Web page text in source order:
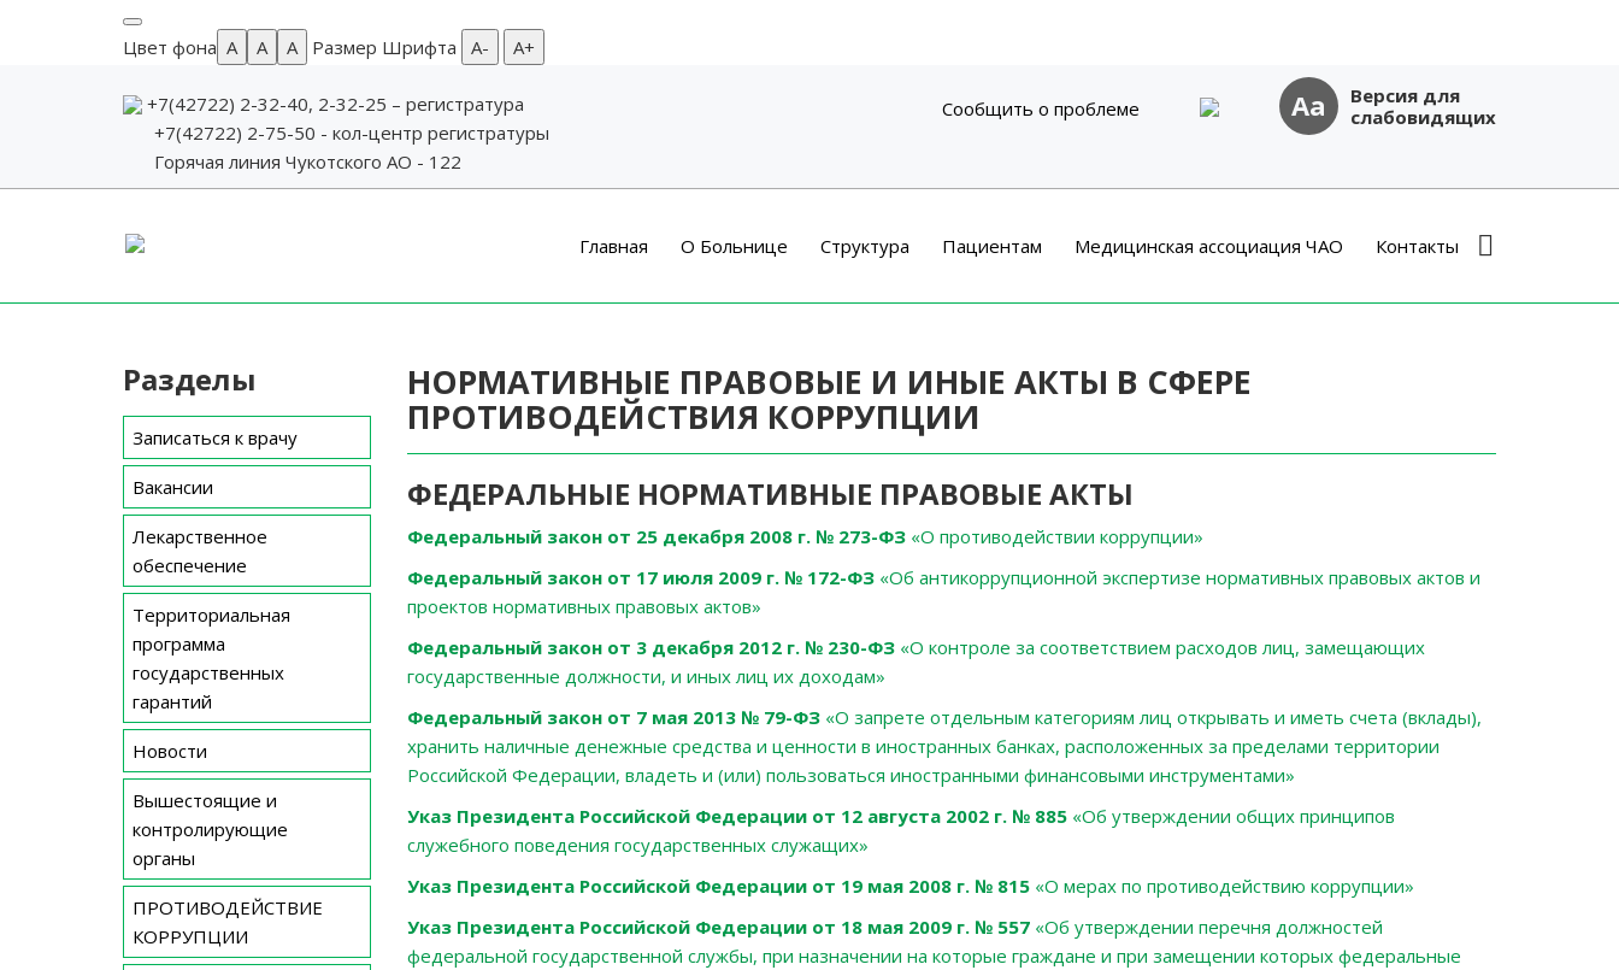
Цвет фона A A A Размер Шрифта А- А+
+7(42722) 2-32-40, 2-32-25 – регистратура
+7(42722) 2-75-50 - кол-центр регистратуры
Горячая линия Чукотского АО - 122
Сообщить о проблеме Aa
Версия для
слабовидящих
Главная О Больнице Структура Пациентам Медицинская ассоциация ЧАО Контакты
Разделы
Записаться к врачу
Вакансии
Лекарственное
обеспечение
Территориальная
программа
государственных
гарантий
Новости
Вышестоящие и
контролирующие
органы
ПРОТИВОДЕЙСТВИЕ
КОРРУПЦИИ
НОРМАТИВНЫЕ ПРАВОВЫЕ И ИНЫЕ АКТЫ В СФЕРЕ
ПРОТИВОДЕЙСТВИЯ КОРРУПЦИИ
ФЕДЕРАЛЬНЫЕ НОРМАТИВНЫЕ ПРАВОВЫЕ АКТЫ
Федеральный закон от 25 декабря 2008 г. № 273-ФЗ «О противодействии коррупции»
Федеральный закон от 17 июля 2009 г. № 172-ФЗ «Об антикоррупционной экспертизе нормативных правовых актов и
проектов нормативных правовых актов»
Федеральный закон от 3 декабря 2012 г. № 230-ФЗ «О контроле за соответствием расходов лиц, замещающих
государственные должности, и иных лиц их доходам»
Федеральный закон от 7 мая 2013 № 79-ФЗ «О запрете отдельным категориям лиц открывать и иметь счета (вклады),
хранить наличные денежные средства и ценности в иностранных банках, расположенных за пределами территории
Российской Федерации, владеть и (или) пользоваться иностранными финансовыми инструментами»
Указ Президента Российской Федерации от 12 августа 2002 г. № 885 «Об утверждении общих принципов
служебного поведения государственных служащих»
Указ Президента Российской Федерации от 19 мая 2008 г. № 815 «О мерах по противодействию коррупции»
Указ Президента Российской Федерации от 18 мая 2009 г. № 557 «Об утверждении перечня должностей
федеральной государственной службы, при назначении на которые граждане и при замещении которых федеральные